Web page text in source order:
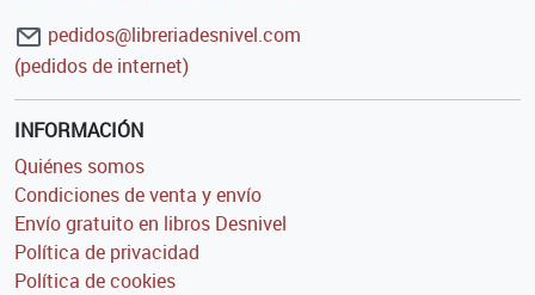
pedidos@libreriadesnivel.com
(pedidos de internet)
INFORMACIÓN
Quiénes somos
Condiciones de venta y envío
Envío gratuito en libros Desnivel
Política de privacidad
Política de cookies